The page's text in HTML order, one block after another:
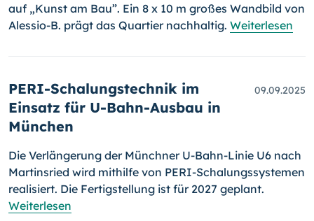
auf „Kunst am Bau”. Ein 8 x 10 m großes Wandbild von
Alessio-B. prägt das Quartier nachhaltig. Weiterlesen
PERI-Schalungstechnik im
Einsatz für U-Bahn-Ausbau in
München
09.09.2025
Die Verlängerung der Münchner U-Bahn-Linie U6 nach
Martinsried wird mithilfe von PERI-Schalungssystemen
realisiert. Die Fertigstellung ist für 2027 geplant.
Weiterlesen